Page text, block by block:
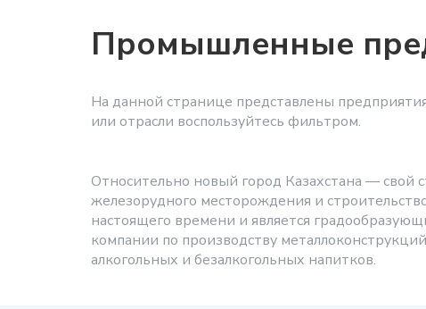
Промышленные
На данной странице представлены
или отрасли воспользуйтесь фильтром.
Относительно новый город Казахстана — свой
железорудного месторождения и
настоящего времени и является
компании по производству
алкогольных и безалкогольных напитков.